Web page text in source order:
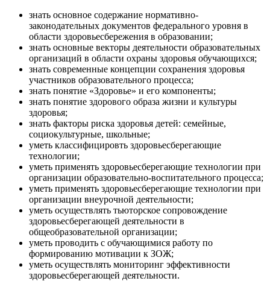
знать основное содержание нормативно-
законодательных документов федерального уровня в
области здоровьесбережения в образовании;
знать основные векторы деятельности образовательных
организаций в области охраны здоровья обучающихся;
знать современные концепции сохранения здоровья
участников образовательного процесса;
знать понятие «Здоровье» и его компоненты;
знать понятие здорового образа жизни и культуры
здоровья;
знать факторы риска здоровья детей: семейные,
социокультурные, школьные;
уметь классифицировть здоровьесберегающие
технологии;
уметь применять здоровьесберегающие технологии при
организации образовательно-воспитательного процесса;
уметь применять здоровьесберегающие технологии при
организации внеурочной деятельности;
уметь осуществлять тьюторское сопровождение
здоровьесберегающей деятельности в
общеобразовательной организации;
уметь проводить с обучающимися работу по
формированию мотивации к ЗОЖ;
уметь осуществлять мониторинг эффективности
здоровьесберегающей деятельности.